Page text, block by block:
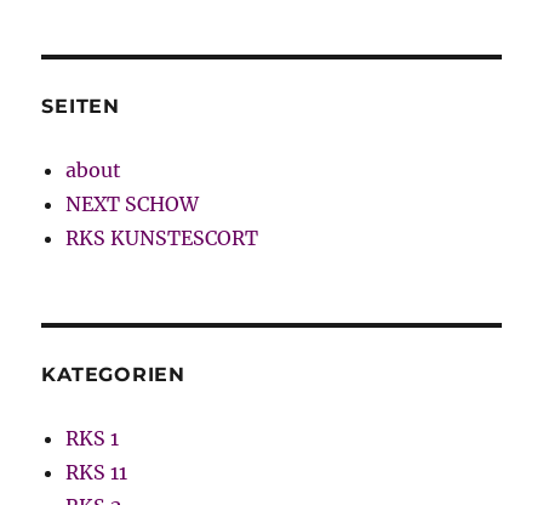
SEITEN
about
NEXT SCHOW
RKS KUNSTESCORT
KATEGORIEN
RKS 1
RKS 11